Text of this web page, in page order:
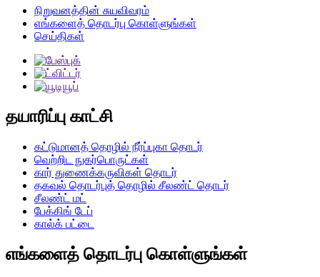
நிறுவனத்தின் சுயவிவரம்
எங்களைத் தொடர்பு கொள்ளுங்கள்
செய்திகள்
தயாரிப்பு காட்சி
கட்டுமானத் தொழில் நீர்ப்புகா தொடர்
வெற்றிட நுகர்பொருட்கள்
கார் துணைக்கருவிகள் தொடர்
தகவல் தொடர்புத் தொழில் சீலண்ட் தொடர்
சீலண்ட் மட்
பேக்கிங் டேப்
கால்க் பட்டை
எங்களைத் தொடர்பு கொள்ளுங்கள்